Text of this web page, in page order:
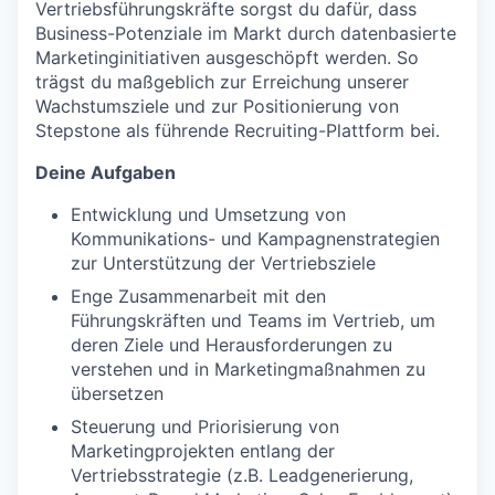
Vertriebsführungskräfte sorgst du dafür, dass
Business-Potenziale im Markt durch datenbasierte
Marketinginitiativen ausgeschöpft werden. So
trägst du maßgeblich zur Erreichung unserer
Wachstumsziele und zur Positionierung von
Stepstone als führende Recruiting-Plattform bei.
Deine Aufgaben
Entwicklung und Umsetzung von
Kommunikations- und Kampagnenstrategien
zur Unterstützung der Vertriebsziele
Enge Zusammenarbeit mit den
Führungskräften und Teams im Vertrieb, um
deren Ziele und Herausforderungen zu
verstehen und in Marketingmaßnahmen zu
übersetzen
Steuerung und Priorisierung von
Marketingprojekten entlang der
Vertriebsstrategie (z.B. Leadgenerierung,